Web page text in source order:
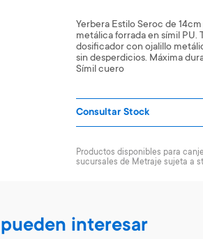
Yerbera Estilo Seroc de
metálica forrada en símil PU.
dosificador con ojalillo
sin desperdicios. Máxima
Símil cuero
Consultar Stock
Productos disponibles para
sucursales de Metraje sujeta a
interesar